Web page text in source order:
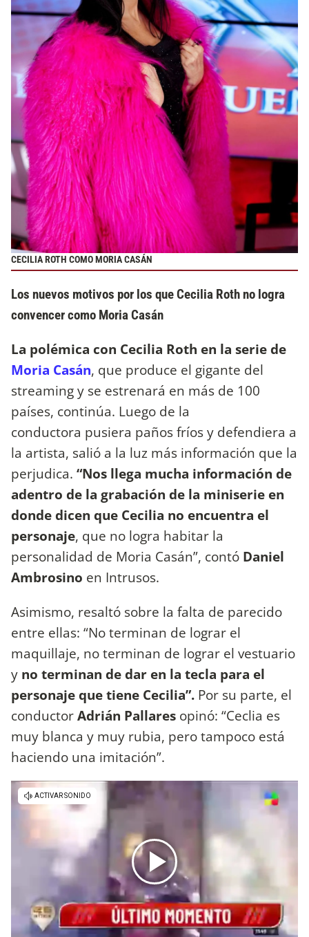
CECILIA ROTH COMO MORIA CASÁN
Los nuevos motivos por los que Cecilia Roth no logra
convencer como Moria Casán
La polémica con Cecilia Roth en la serie de
Moria Casán, que produce el gigante del
streaming y se estrenará en más de 100
países, continúa. Luego de la
conductora pusiera paños fríos y defendiera a
la artista, salió a la luz más información que la
perjudica. “Nos llega mucha información de
adentro de la grabación de la miniserie en
donde dicen que Cecilia no encuentra el
personaje, que no logra habitar la
personalidad de Moria Casán”, contó Daniel
Ambrosino en Intrusos.
Asimismo, resaltó sobre la falta de parecido
entre ellas: “No terminan de lograr el
maquillaje, no terminan de lograr el vestuario
y no terminan de dar en la tecla para el
personaje que tiene Cecilia”. Por su parte, el
conductorAdrián Pallares opinó: “Ceclia es
muy blanca y muy rubia, pero tampoco está
haciendo una imitación”.